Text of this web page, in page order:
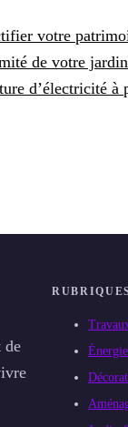
votre
de votre jardin
d’électricité à
de
RUBRIQUES